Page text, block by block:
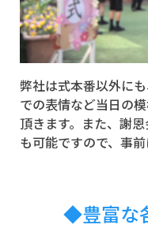
弊社は式本番以外に
での表情など当日の
頂きます。また、謝
も可能ですので、事前
◆豊富な